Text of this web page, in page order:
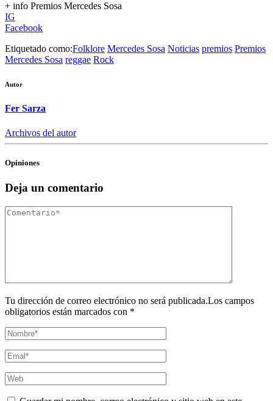
+ info Premios Mercedes Sosa
IG
Facebook
Etiquetado como:Folklore Mercedes Sosa Noticias premios Premios
Mercedes Sosa reggae Rock
Autor
Fer Sarza
Archivos del autor
Opiniones
Deja un comentario
Tu dirección de correo electrónico no será publicada.Los campos
obligatorios están marcados con *